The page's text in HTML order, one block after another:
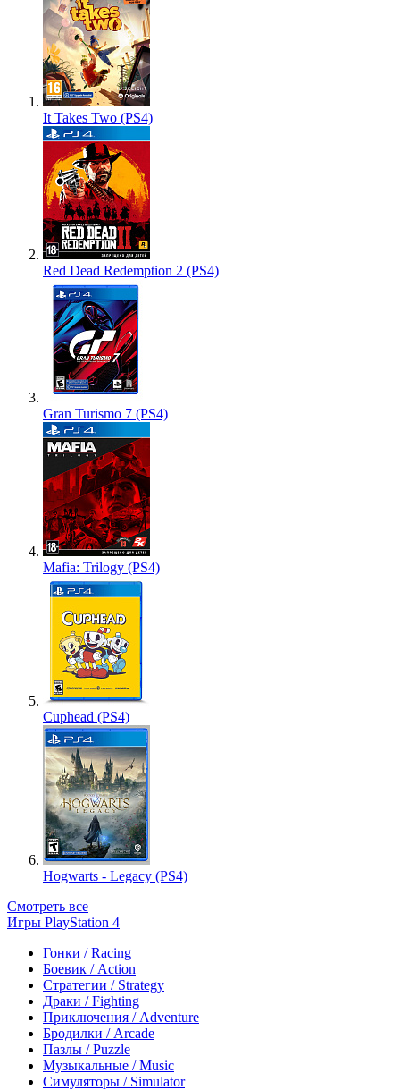
It Takes Two (PS4)
Red Dead Redemption 2 (PS4)
Gran Turismo 7 (PS4)
Mafia: Trilogy (PS4)
Cuphead (PS4)
Hogwarts - Legacy (PS4)
Смотреть все
Игры PlayStation 4
Гонки / Racing
Боевик / Action
Стратегии / Strategy
Драки / Fighting
Приключения / Adventure
Бродилки / Arcade
Пазлы / Puzzle
Музыкальные / Music
Симуляторы / Simulator